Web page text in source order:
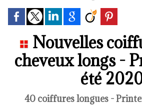
Nouvelles
cheveux longs -
été
40 coiffures longues -